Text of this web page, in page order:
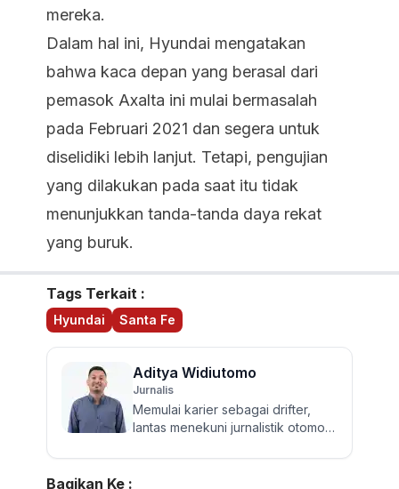
mereka.
Dalam hal ini, Hyundai mengatakan
bahwa kaca depan yang berasal dari
pemasok Axalta ini mulai bermasalah
pada Februari 2021 dan segera untuk
diselidiki lebih lanjut. Tetapi, pengujian
yang dilakukan pada saat itu tidak
menunjukkan tanda-tanda daya rekat
yang buruk.
Tags Terkait :
Hyundai Santa Fe
Aditya Widiutomo
Jurnalis
Memulai karier sebagai drifter,
lantas menekuni jurnalistik otomotif
Walau sering mereview...
Bagikan Ke :